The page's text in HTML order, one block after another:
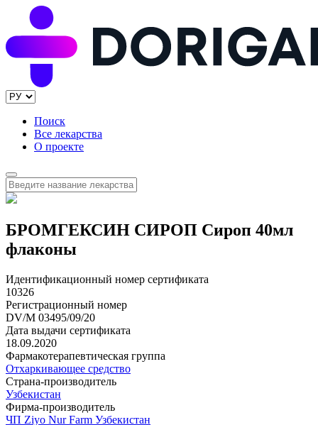
Поиск
Все лекарства
О проекте
БРОМГЕКСИН СИРОП Сироп 40мл
флаконы
Идентификационный номер сертификата
10326
Регистрационный номер
DV/M 03495/09/20
Дата выдачи сертификата
18.09.2020
Фармакотерапевтическая группа
Отхаркивающее средство
Страна-производитель
Узбекистан
Фирма-производитель
ЧП Ziyo Nur Farm Узбекистан